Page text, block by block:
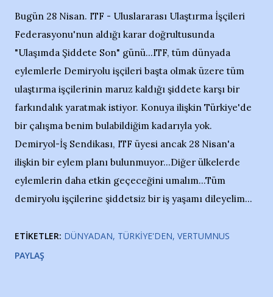
Bugün 28 Nisan. ITF - Uluslararası Ulaştırma İşçileri
Federasyonu'nun aldığı karar doğrultusunda
"Ulaşımda Şiddete Son" günü...ITF, tüm dünyada
eylemlerle Demiryolu işçileri başta olmak üzere tüm
ulaştırma işçilerinin maruz kaldığı şiddete karşı bir
farkındalık yaratmak istiyor. Konuya ilişkin Türkiye'de
bir çalışma benim bulabildiğim kadarıyla yok.
Demiryol-İş Sendikası, ITF üyesi ancak 28 Nisan'a
ilişkin bir eylem planı bulunmuyor...Diğer ülkelerde
eylemlerin daha etkin geçeceğini umalım...Tüm
demiryolu işçilerine şiddetsiz bir iş yaşamı dileyelim...
ETIKETLER: DÜNYADAN TÜRKIYE'DEN VERTUMNUS
PAYLAŞ